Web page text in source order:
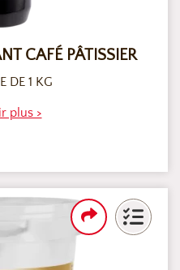
CAFÉ PÂTISSIER
DE 1 KG
plus >